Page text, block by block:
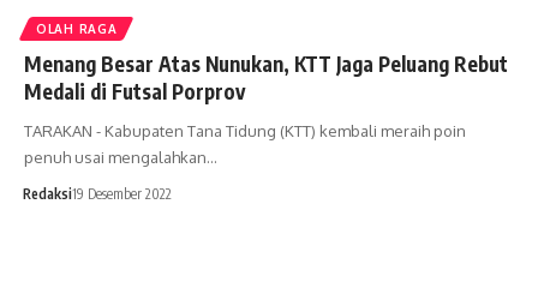
OLAH RAGA
Menang Besar Atas Nunukan, KTT Jaga Peluang Rebut
Medali di Futsal Porprov
TARAKAN - Kabupaten Tana Tidung (KTT) kembali meraih poin
penuh usai mengalahkan…
Redaksi19 Desember 2022